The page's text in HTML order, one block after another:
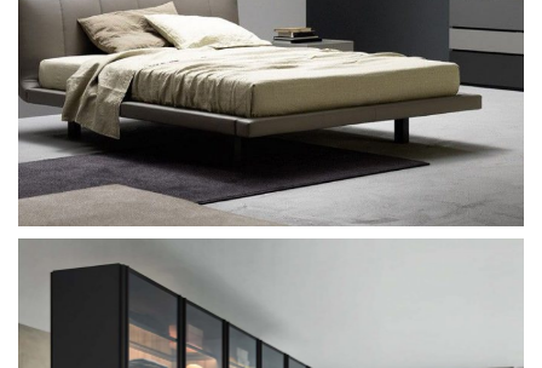
Sevensedie Brasilia